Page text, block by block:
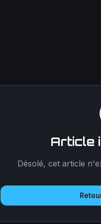
Article
Désolé, cet article